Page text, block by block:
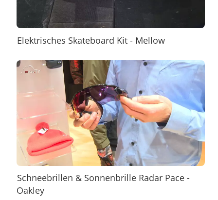
Elektrisches Skateboard Kit - Mellow
Schneebrillen & Sonnenbrille Radar Pace -
Oakley